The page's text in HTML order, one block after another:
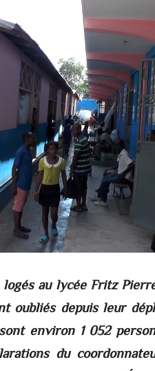
logés au lycée Fritz
oubliés depuis leur
environ 1 052
du